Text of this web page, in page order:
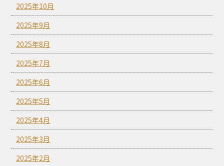
2025年10月
2025年9月
2025年8月
2025年7月
2025年6月
2025年5月
2025年4月
2025年3月
2025年2月